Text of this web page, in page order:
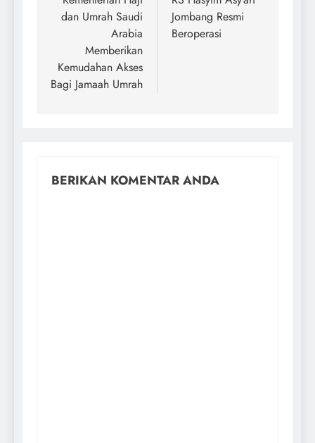
dan Umrah Saudi
Arabia
Memberikan
Kemudahan Akses
Bagi Jamaah Umrah
Jombang Resmi
Beroperasi
BERIKAN KOMENTAR ANDA